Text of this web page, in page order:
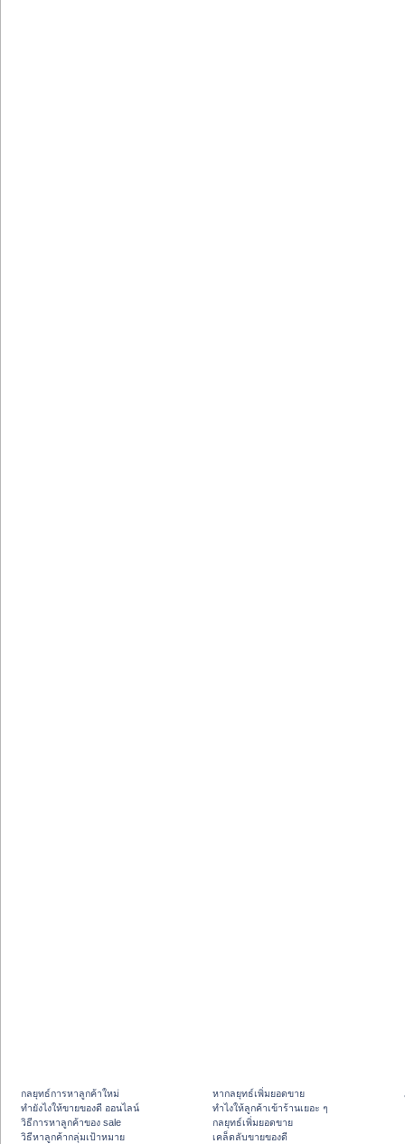
กลยุทธ์การหาลูกค้าใหม่
ทํายังไงให้ขายของดี ออนไลน์
วิธีการหาลูกค้าของ sale
วิธีหาลูกค้ากลุ่มเป้าหมาย
หากลยุทธ์เพิ่มยอดขาย
ทําไงให้ลูกค้าเข้าร้านเยอะ ๆ
กลยุทธ์เพิ่มยอดขาย
เคล็ดลับขายของดี